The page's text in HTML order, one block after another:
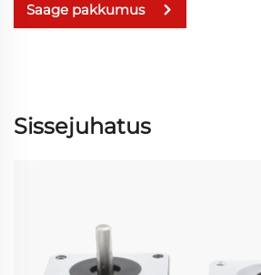
Saage pakkumus
Sissejuhatus